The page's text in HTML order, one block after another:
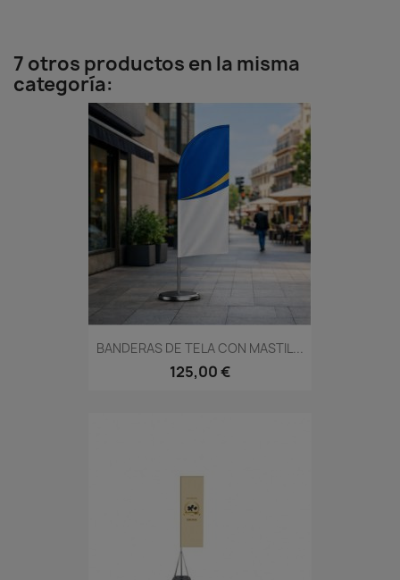
7 otros productos en la misma
categoría:
BANDERAS DE TELA CON MASTIL...
125,00 €